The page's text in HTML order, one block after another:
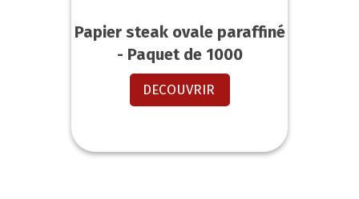
Papier steak ovale paraffiné
- Paquet de 1000
DECOUVRIR